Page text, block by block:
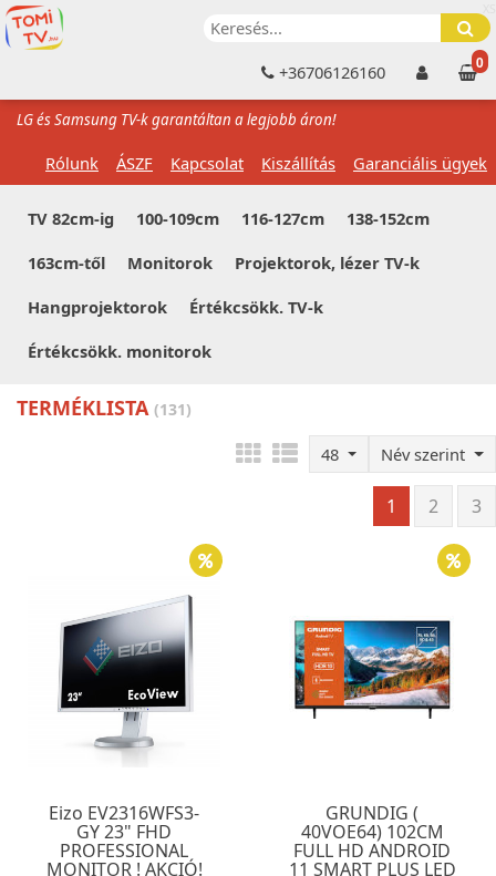
+36706126160 0
LG és Samsung TV-k garantáltan a legjobb áron!
Rólunk ÁSZF Kapcsolat Kiszállítás Garanciális ügyek
TV 82cm-ig 100-109cm 116-127cm
138-152cm
163cm-től
Monitorok
Projektorok, lézer TV-k
Hangprojektorok
Értékcsökk. TV-k
Értékcsökk. monitorok
TERMÉKLISTA (131)
Név szerint
48
1 2 3
Eizo EV2316WFS3-
GY 23" FHD
PROFESSIONAL
MONITOR ! AKCIÓ!
GRUNDIG (
40VOE64) 102CM
FULL HD ANDROID
11 SMART PLUS LED